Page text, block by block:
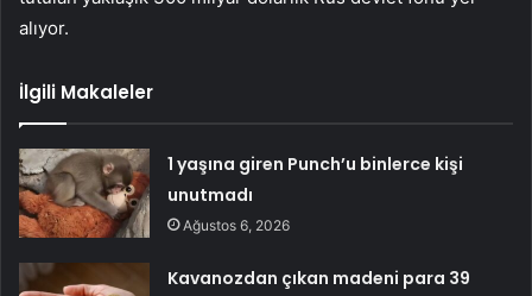
alıyor.
İlgili Makaleler
1 yaşına giren Punch’u binlerce kişi
unutmadı
Ağustos 6, 2026
Kavanozdan çıkan madeni para 39